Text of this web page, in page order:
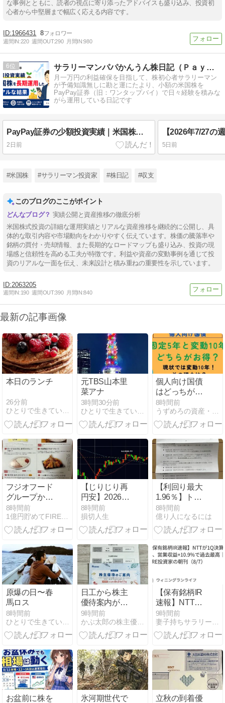
な事例とともに、読者の視点に寄り添ったアドバイスも盛り込み、投資初
心者から中堅層まで幅広く応える内容です。
1966431 8
週間IN:220 週間OUT:290 月間IN:980
6 サラリーマンパパかんうん株日記（ＰａｙＰａｙ証券物語）
月一万円の利益確保を目指して、株初心者サラリーマン
が予備知識無しに勘と運にたより、小額の米国株を
PayPay証券（旧：ワンタップバイ）で日々経験を積みな
がら運用している日記です
PayPay証券の少額投資実績｜米国株を長期運用したリアルな結果
2日前 5日前
#米国株 #サラリーマン投資家 #株日記 #収支
このブログのここがポイント
実績公開と資産推移の徹底分析
米国株式投資の詳細な運用実績とリアルな資産推移を継続的に公開し、具
体的な取引内容や市場動向をわかりやすく伝えています。株価の騰落率や
銘柄の買付・売却情報、また長期的なロードマップも盛り込み、投資の現
場感と信頼性を高める工夫が特徴です。利益や資産の変動事例を通じて投
資のリアルな一面を伝え、未来設計と積み重ねの重要性を示しています。
2063205
週間IN:190 週間OUT:390 月間IN:840
最新の記事画像
本日のランチ
26分前
ひとりで生きていくために〜 All roads
元TBS山本里
菜アナ
3時間30分前
個人向け国債
はどっちが
得？固定5年
が2％超えで
も「変動10
理由【利上げ
局面の罠】
8時間前
フジオフード
グループから
株主優待の案
内が届きまし
た
8時間前
1億円貯めてFIREを目指すブログ
【じりじり再
円安】2026年
8月6日(月)の
株価推移(5分
足チャート)と
8時間前
損切人生
【利回り最大
1.96％】トリ
ドール
（3397）から
株主優待＆配
8時間前
億り人になるには
原爆の日〜春
馬ロス
8時間前
ひとりで生きていくために〜 All roads
日工から株主
優待案内が到
着
9時間前
かぶ太郎の株主優待ブログ
【保有銘柄IR
速報】NTTが
1Q決算発表、
営業収益
+10.9%で過去
資家の朝刊
9時間前
妻子持ちサラリーマンが40代でリタイアし投資生活
お盆前に株を
氷河期世代で
立秋の到着優